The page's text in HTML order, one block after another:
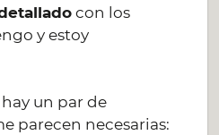
con los
y estoy
un par de
parecen necesarias: